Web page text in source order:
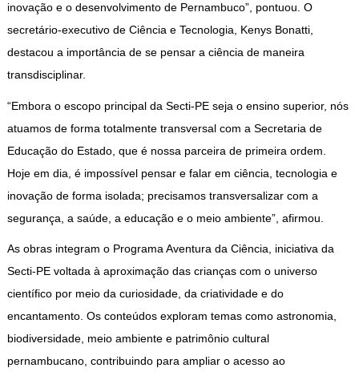
inovação e o desenvolvimento de Pernambuco”, pontuou. O
secretário-executivo de Ciência e Tecnologia, Kenys Bonatti,
destacou a importância de se pensar a ciência de maneira
transdisciplinar.
“Embora o escopo principal da Secti-PE seja o ensino superior, nós
atuamos de forma totalmente transversal com a Secretaria de
Educação do Estado, que é nossa parceira de primeira ordem.
Hoje em dia, é impossível pensar e falar em ciência, tecnologia e
inovação de forma isolada; precisamos transversalizar com a
segurança, a saúde, a educação e o meio ambiente”, afirmou.
As obras integram o Programa Aventura da Ciência, iniciativa da
Secti-PE voltada à aproximação das crianças com o universo
científico por meio da curiosidade, da criatividade e do
encantamento. Os conteúdos exploram temas como astronomia,
biodiversidade, meio ambiente e patrimônio cultural
pernambucano, contribuindo para ampliar o acesso ao